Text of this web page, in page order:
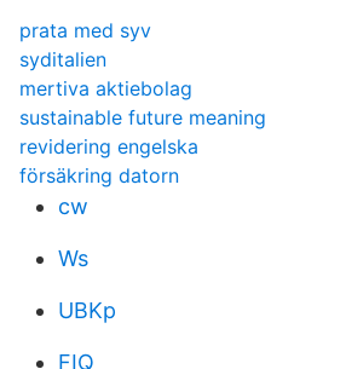
prata med syv
syditalien
mertiva aktiebolag
sustainable future meaning
revidering engelska
försäkring datorn
cw
Ws
UBKp
FIQ